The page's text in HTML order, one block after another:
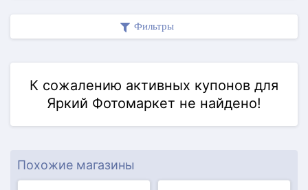
Фильтры
К сожалению активных купонов для
Яркий Фотомаркет не найдено!
Похожие магазины